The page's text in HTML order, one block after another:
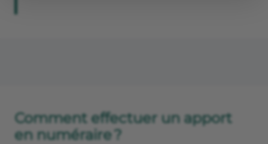
Comment effectuer un apport
en numéraire ?